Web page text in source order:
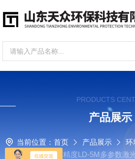
PRODUCTS
产品展示
当前位置： 首页 产品展示
环
粉尘测定仪
高精度LD-5M多参数激